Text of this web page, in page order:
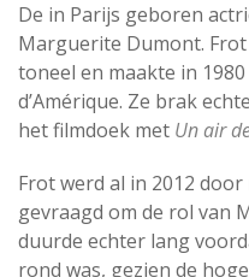
De in Parijs geboren
Marguerite Dumont.
toneel en maakte in
d’Amérique. Ze brak
het filmdoek met Un air
Frot werd al in 2012
gevraagd om de rol van
duurde echter lang
rond was, gezien de